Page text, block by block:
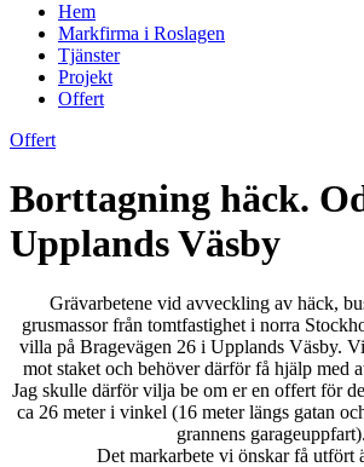
Hem
Markfirma i Roslagen
Tjänster
Projekt
Offert
Offert
Borttagning häck.
Upplands Väsby
Grävarbetene vid avveckling av häck,
grusmassor från tomtfastighet i norra
villa på Bragevägen 26 i Upplands Väsby.
mot staket och behöver därför få hjälp med
Jag skulle därför vilja be om er en offert för
ca 26 meter i vinkel (16 meter längs gatan
grannens garageuppfart).
Det markarbete vi önskar få utfört